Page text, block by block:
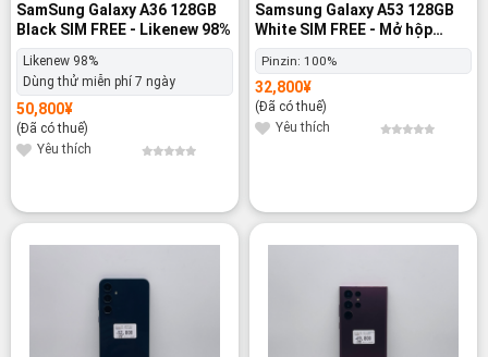
SamSung Galaxy A36 128GB
Black SIM FREE - Likenew 98%
Likenew 98%
Dùng thử miễn phí 7 ngày
50,800¥
(Đã có thuế)
Yêu thích
Samsung Galaxy A53 128GB
White SIM FREE - Mở hộp
100%
Pinzin: 100%
32,800¥
(Đã có thuế)
Yêu thích